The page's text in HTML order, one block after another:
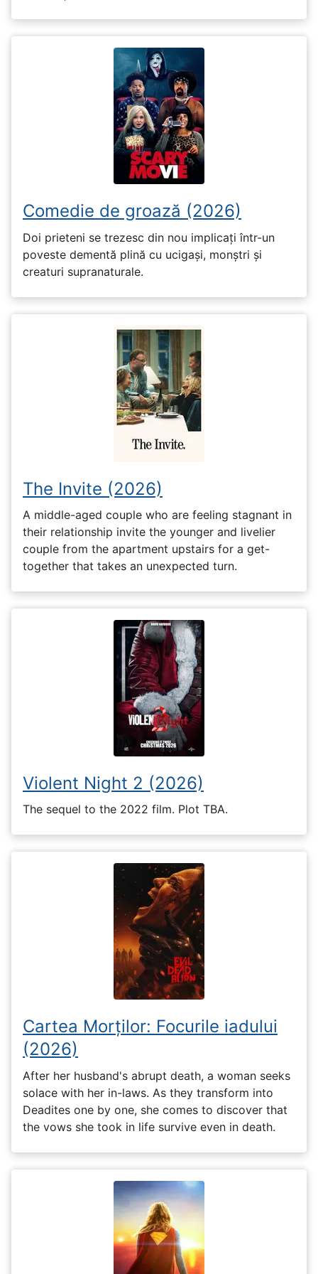
Comedie de groază (2026)
Doi prieteni se trezesc din nou implicați într-un
poveste dementă plină cu ucigași, monștri și
creaturi supranaturale.
The Invite (2026)
A middle-aged couple who are feeling stagnant in
their relationship invite the younger and livelier
couple from the apartment upstairs for a get-
together that takes an unexpected turn.
Violent Night 2 (2026)
The sequel to the 2022 film. Plot TBA.
Cartea Morților: Focurile iadului
(2026)
After her husband's abrupt death, a woman seeks
solace with her in-laws. As they transform into
Deadites one by one, she comes to discover that
the vows she took in life survive even in death.